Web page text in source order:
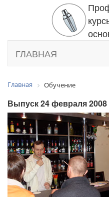
ГЛАВНАЯ
Главная Обучение
Выпуск 24 февраля 2008